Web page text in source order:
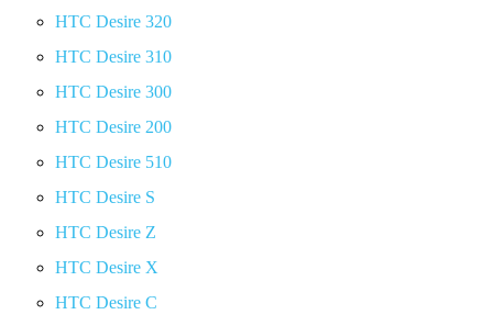
HTC Desire 320
HTC Desire 310
HTC Desire 300
HTC Desire 200
HTC Desire 510
HTC Desire S
HTC Desire Z
HTC Desire X
HTC Desire C